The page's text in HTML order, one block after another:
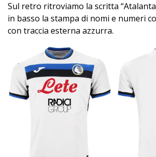
Sul retro ritroviamo la scritta
in basso la stampa di nomi e numeri
con traccia esterna azzurra.